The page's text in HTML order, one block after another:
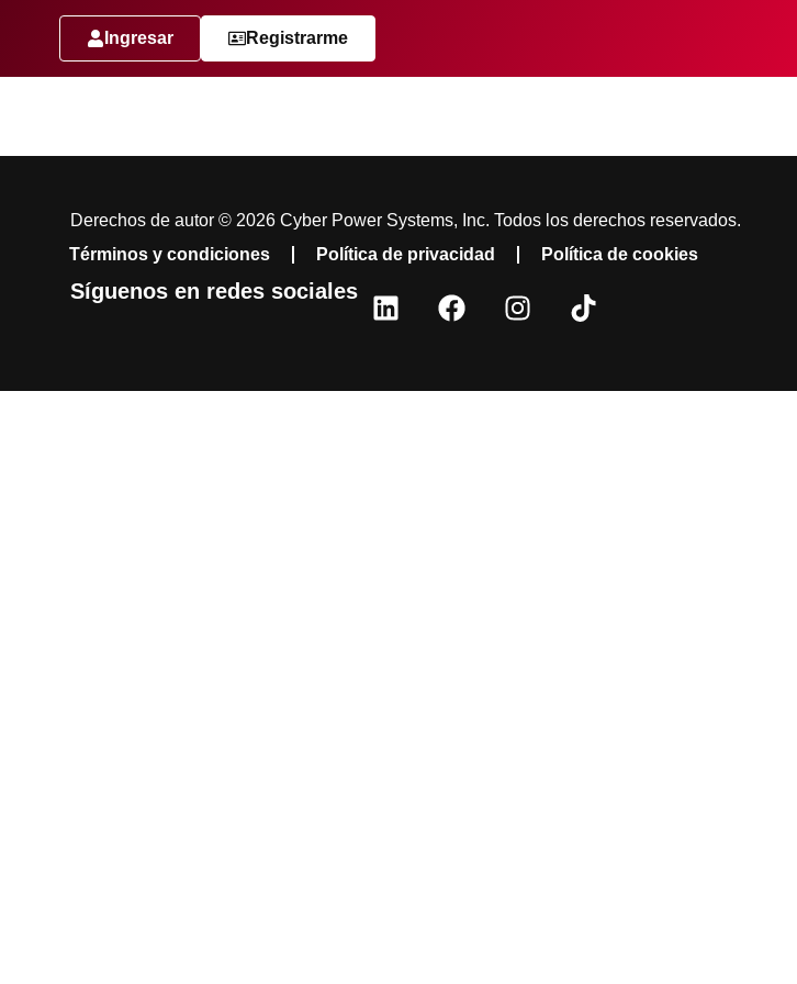
Ingresar Registrarme
Derechos de autor © 2026 Cyber Power Systems, Inc. Todos los derechos reservados.
Términos y condiciones
Política de privacidad Política de cookies
Síguenos en redes sociales